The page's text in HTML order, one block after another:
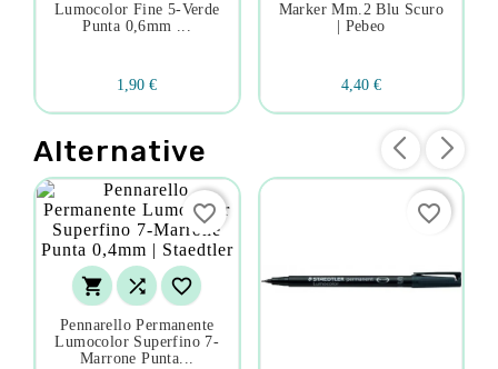
Lumocolor Fine 5-Verde
Punta 0,6mm ...
1,90 €
Marker Mm.2 Blu Scuro
| Pebeo
4,40 €
Alternative
  
Pennarello Permanente
Lumocolor Superfino 7-
Marrone Punta...
favorite_border favorite_border